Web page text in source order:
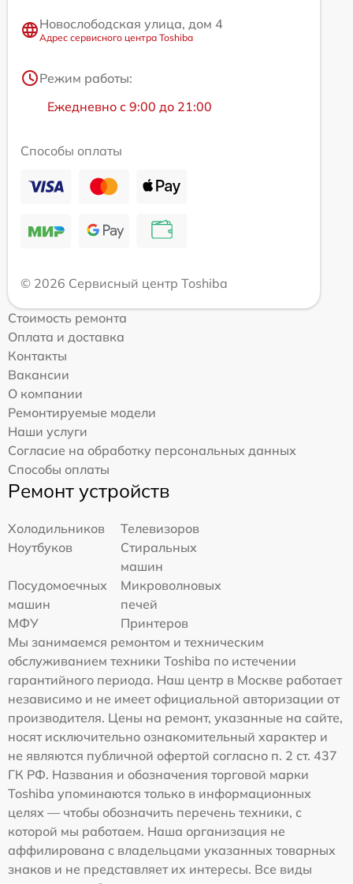
Новослободская улица, дом 4
Адрес сервисного центра Toshiba
Режим работы:
Ежедневно с 9:00 до 21:00
Способы оплаты
© 2026 Сервисный центр Toshiba
Стоимость ремонта
Оплата и доставка
Контакты
Вакансии
О компании
Ремонтируемые модели
Наши услуги
Согласие на обработку персональных данных
Способы оплаты
Ремонт устройств
Холодильников
Телевизоров
Ноутбуков
Стиральных
машин
Посудомоечных
машин
Микроволновых
печей
МФУ
Принтеров
Мы занимаемся ремонтом и техническим
обслуживанием техники Toshiba по истечении
гарантийного периода. Наш центр в Москве работает
независимо и не имеет официальной авторизации от
производителя. Цены на ремонт, указанные на сайте,
носят исключительно ознакомительный характер и
не являются публичной офертой согласно п. 2 ст. 437
ГК РФ. Названия и обозначения торговой марки
Toshiba упоминаются только в информационных
целях — чтобы обозначить перечень техники, с
которой мы работаем. Наша организация не
аффилирована с владельцами указанных товарных
знаков и не представляет их интересы. Все виды